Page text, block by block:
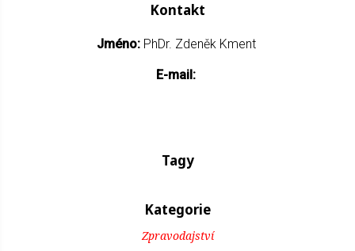
Kontakt
Jméno: PhDr. Zdeněk Kment
E-mail:
Tagy
Kategorie
Zpravodajství